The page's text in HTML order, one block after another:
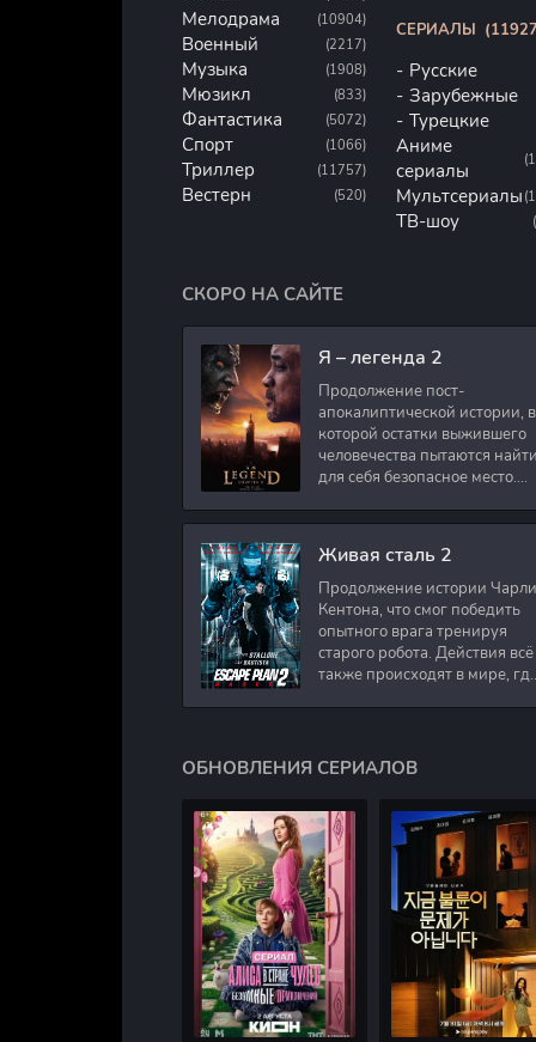
Мелодрама (10904)
Военный (2217)
Музыка (1908)
Мюзикл (833)
Фантастика (5072)
Спорт (1066)
Триллер (11757)
Вестерн (520)
СЕРИАЛЫ
Русские
Зарубежные
Турецкие
Аниме
сериалы
Мультсериалы
ТВ-шоу
СКОРО НА САЙТЕ
Я – легенда 2
Продолжение пост-
апокалиптической истории, в
которой остатки выжившего
человечества пытаются найти
для себя безопасное место.
работал в медицинском
Живая сталь 2
Продолжение истории Чарли
Кентона, что смог победить
опытного врага тренируя
старого робота. Действия всё
также происходят в мире, где
ОБНОВЛЕНИЯ СЕРИАЛОВ